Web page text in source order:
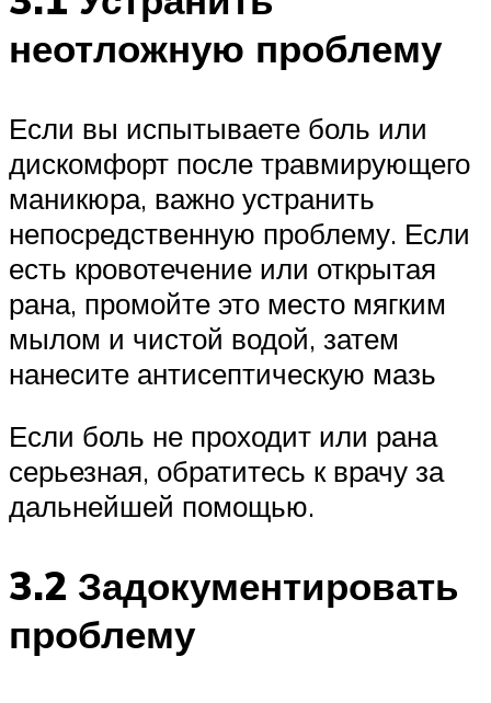
неотложную проблему
Если вы испытываете боль или
дискомфорт после травмирующего
маникюра, важно устранить
непосредственную проблему. Если
есть кровотечение или открытая
рана, промойте это место мягким
мылом и чистой водой, затем
нанесите антисептическую мазь
Если боль не проходит или рана
серьезная, обратитесь к врачу за
дальнейшей помощью.
3.2 Задокументировать
проблему